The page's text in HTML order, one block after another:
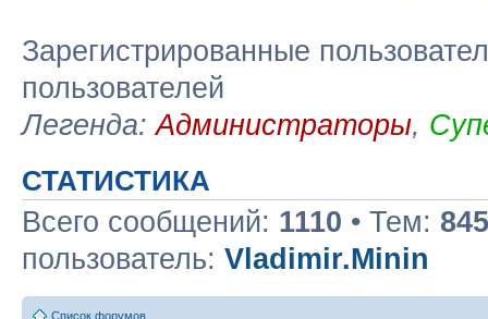
Зарегистрированные
пользователей
Легенда:Администраторы,
СТАТИСТИКА
Всего сообщений: 1110 • Тем: 845
пользователь: Vladimir.Minin
Список форумов